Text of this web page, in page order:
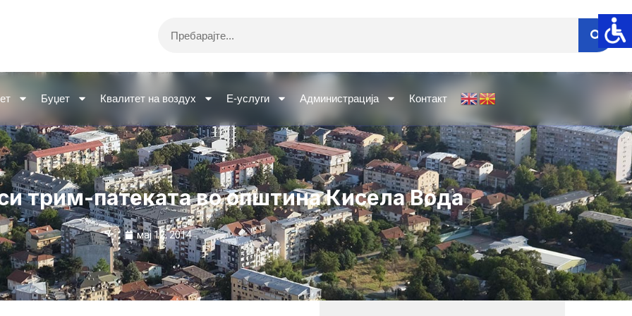
Буџет Квалитет на воздух Е-услуги Администрација Контакт
трим-патеката во општина Кисела Вода
мај 12, 2014